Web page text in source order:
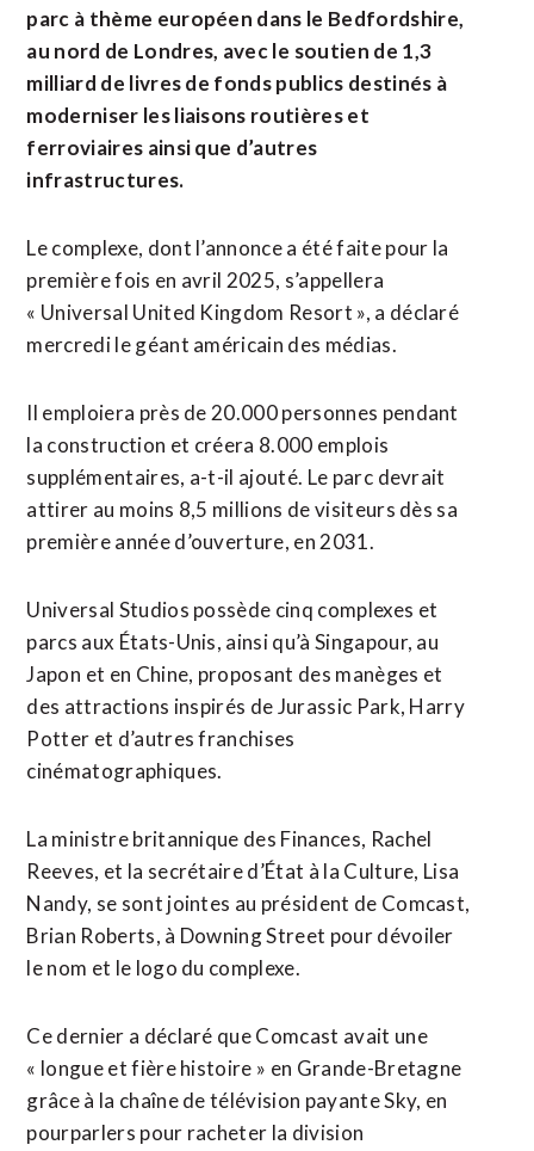
parc à thème européen dans ​le ‌Bedfordshire,
au nord de Londres, ​avec le ⁠soutien de 1,3
milliard de livres de ‌fonds publics ‌destinés à
moderniser les liaisons routières et
ferroviaires ainsi que d’autres
infrastructures.
Le complexe, dont l’annonce a été ​faite pour la
première fois en avril 2025, s’appellera
« Universal United Kingdom Resort », a déclaré
mercredi le géant américain des médias.
Il emploiera près de 20.000 personnes pendant
la construction et ⁠créera 8.000 emplois
supplémentaires, a-t-il ajouté. Le parc ⁠devrait
attirer au moins 8,5 millions de visiteurs dès sa
première année d’ouverture, en 2031.
Universal Studios possède cinq complexes et
parcs aux États-Unis, ainsi qu’à Singapour, au
Japon ⁠et ‌en Chine, proposant des manèges et
des attractions ⁠inspirés de Jurassic Park, Harry
Potter ​et d’autres ​franchises
cinématographiques.
La ministre britannique des Finances, Rachel
Reeves, et ​la secrétaire d’État à la Culture, Lisa
Nandy, se sont jointes au ‌président de Comcast,
​Brian Roberts, à Downing Street pour dévoiler
le nom ​et le logo du complexe.
Ce dernier a déclaré que Comcast avait une
« longue et fière histoire » en Grande-Bretagne
grâce à la chaîne de télévision payante Sky, en
pourparlers pour racheter la division